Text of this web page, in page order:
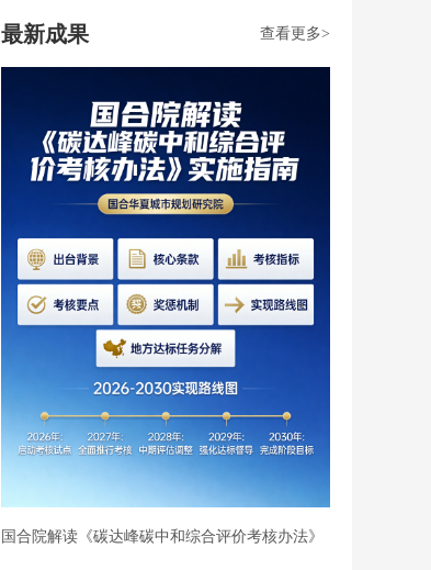
最新成果 查看更多>
国合院解读《碳达峰碳中和综合评价考核办法》